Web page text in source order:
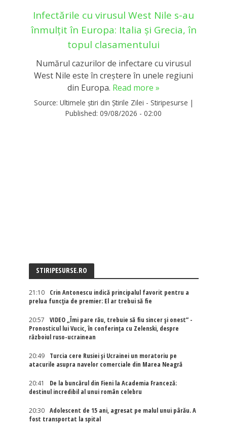
Infectările cu virusul West Nile s-au
înmulțit în Europa: Italia și Grecia, în
topul clasamentului
Numărul cazurilor de infectare cu virusul
West Nile este în creştere în unele regiuni
din Europa. Read more »
Source: Ultimele știri din Știrile Zilei - Stiripesurse |
Published: 09/08/2026 - 02:00
STIRIPESURSE.RO
21:10
Crin Antonescu indică principalul favorit pentru a
prelua funcția de premier: El ar trebui să fie
20:57
VIDEO „Îmi pare rău, trebuie să fiu sincer și onest” -
Pronosticul lui Vucic, în conferința cu Zelenski, despre
războiul ruso-ucrainean
20:49
Turcia cere Rusiei și Ucrainei un moratoriu pe
atacurile asupra navelor comerciale din Marea Neagră
20:41
De la buncărul din Fieni la Academia Franceză:
destinul incredibil al unui român celebru
20:30
Adolescent de 15 ani, agresat pe malul unui pârău. A
fost transportat la spital